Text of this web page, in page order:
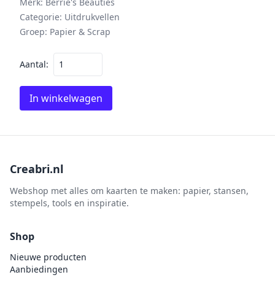
Merk: Berrie's Beauties
Categorie: Uitdrukvellen
Groep: Papier & Scrap
Aantal:
In winkelwagen
Creabri.nl
Webshop met alles om kaarten te maken: papier, stansen,
stempels, tools en inspiratie.
Shop
Nieuwe producten
Aanbiedingen